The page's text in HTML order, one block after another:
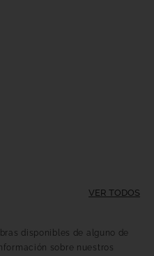
VER TODOS
disponibles de alguno de
sobre nuestros